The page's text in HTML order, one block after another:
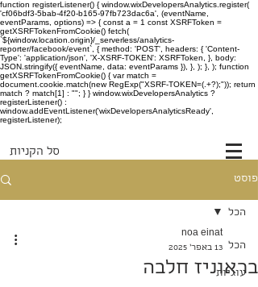
function registerListener() { window.wixDevelopersAnalytics.register(
'cf06bdf3-5bab-4f20-b165-97fb723dac6a', (eventName,
eventParams, options) => { const a = 1 const XSRFToken =
getXSRFTokenFromCookie() fetch(
`${window.location.origin}/_serverless/analytics-
reporter/facebook/event`, { method: 'POST', headers: { 'Content-
Type': 'application/json', 'X-XSRF-TOKEN': XSRFToken, }, body:
JSON.stringify({ eventName, data: eventParams }), }, ); }, ); function
getXSRFTokenFromCookie() { var match =
document.cookie.match(new RegExp("XSRF-TOKEN=(.+?);")); return
match ? match[1] : ""; } } window.wixDevelopersAnalytics ?
registerListener() :
window.addEventListener('wixDevelopersAnalyticsReady',
registerListener);
סל הקניות
פוסט
הכל
עוגיות
הכל
בראוניז חלבה
noa einat
13 באפר׳ 2025